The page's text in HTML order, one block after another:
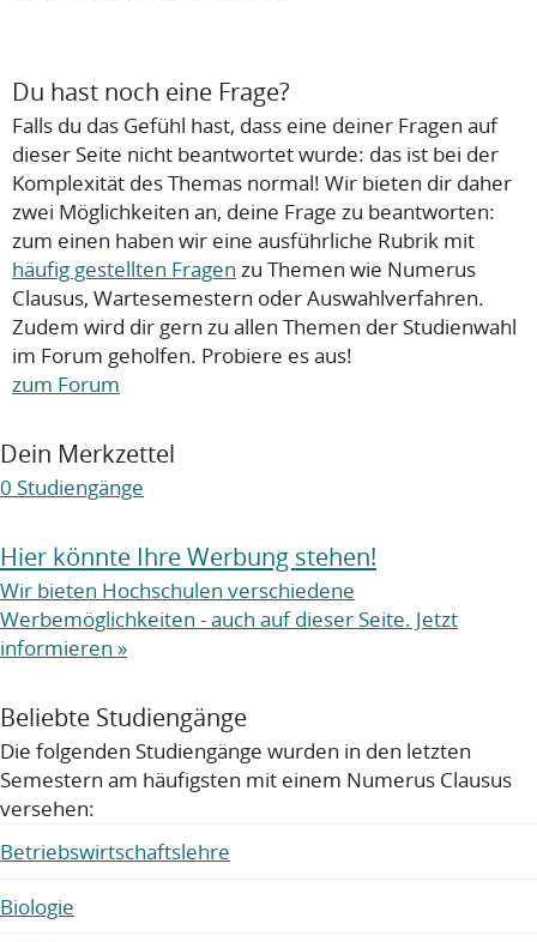
Du hast noch eine Frage?
Falls du das Gefühl hast, dass eine deiner Fragen auf
dieser Seite nicht beantwortet wurde: das ist bei der
Komplexität des Themas normal! Wir bieten dir daher
zwei Möglichkeiten an, deine Frage zu beantworten:
zum einen haben wir eine ausführliche Rubrik mit
häufig gestellten Fragen zu Themen wie Numerus
Clausus, Wartesemestern oder Auswahlverfahren.
Zudem wird dir gern zu allen Themen der Studienwahl
im Forum geholfen. Probiere es aus!
zum Forum
Dein Merkzettel
0 Studiengänge
Hier könnte Ihre Werbung stehen!
Wir bieten Hochschulen verschiedene
Werbemöglichkeiten - auch auf dieser Seite. Jetzt
informieren »
Beliebte Studiengänge
Die folgenden Studiengänge wurden in den letzten
Semestern am häufigsten mit einem Numerus Clausus
versehen:
Betriebswirtschaftslehre
Biologie